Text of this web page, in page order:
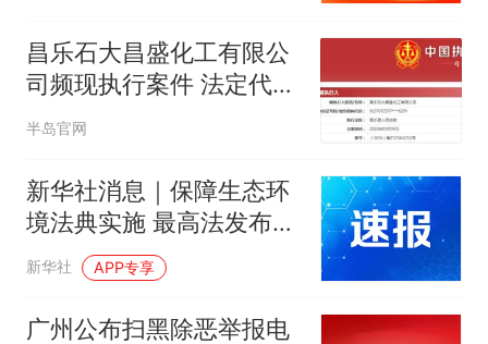
昌乐石大昌盛化工有限公
司频现执行案件 法定代表
人多次被限高
半岛官网
新华社消息｜保障生态环
境法典实施 最高法发布首
个配套司法解释
新华社 APP专享
广州公布扫黑除恶举报电